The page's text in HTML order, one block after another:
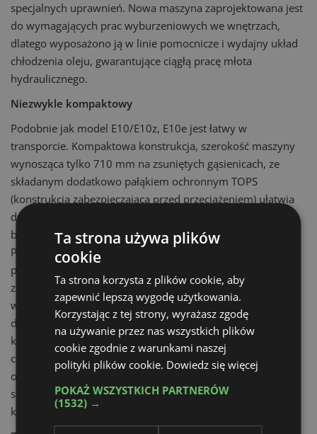
specjalnych uprawnień. Nowa maszyna zaprojektowana jest
do wymagających prac wyburzeniowych we wnętrzach,
dlatego wyposażono ją w linie pomocnicze i wydajny układ
chłodzenia oleju, gwarantujące ciągłą pracę młota
hydraulicznego.
Niezwykle kompaktowy
Podobnie jak model E10/E10z, E10e jest łatwy w
transporcie. Kompaktowa konstrukcja, szerokość maszyny
wynosząca tylko 710 mm na zsuniętych gąsienicach, ze
składanym dodatkowo pałąkiem ochronnym TOPS
(konstrukcja zabezpieczająca przed przeciążeniem) ułatwia
dostęp do wnętrza pomieszczenia przez drzwi czy wąskie
bramy.
Po ustawieniu koparki i przygotowaniu jej do pracy,
podwozie modelu E10e można rozszerzyć do 1100 mm,
zapewniając maksymalną stabilność we wszystkich
warunkach pracy. Jednocześnie szerokość E10e zapewnia
doskonałą zwrotność w ograniczonej przestrzeni, a
konstrukcja ZTS jest dodatkową zaletą podczas pracy w
ciasnych miejscach. Inną cechą, która odróżniała E10/E10z
od innych maszyn dostępnych na rynku, jest opatentowany
system sterowania hydrauliką za pomocą dżojstików - ta
konstrukcja została zachowana w modelu E10e.
Ta strona używa plików
cookie
Ta strona korzysta z plików cookie, aby
zapewnić lepszą wygodę użytkowania.
Korzystając z tej strony, wyrażasz zgodę
na używanie przez nas wszystkich plików
cookie zgodnie z warunkami naszej
polityki plików cookie. Dowiedz się więcej
POKAŻ WSZYSTKICH PARTNERÓW
(1532) →